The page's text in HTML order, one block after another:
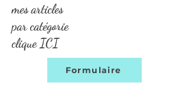
mes articles
par catégorie
clique ICI
Formulaire